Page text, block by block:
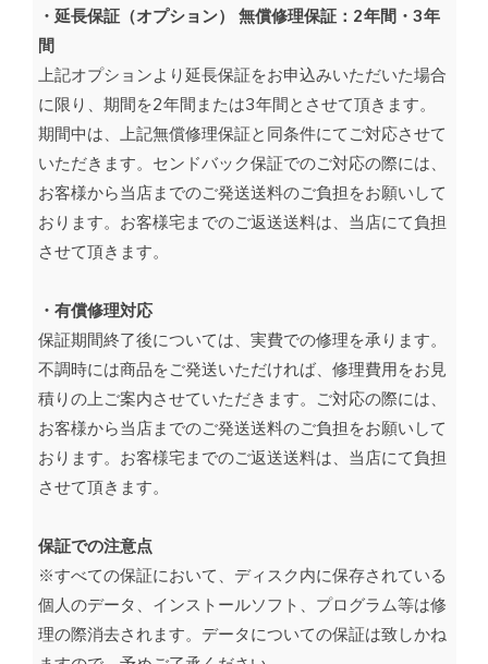
・延長保証（オプション） 無償修理保証：2年間・3年
間
上記オプションより延長保証をお申込みいただいた場合
に限り、期間を2年間または3年間とさせて頂きます。
期間中は、上記無償修理保証と同条件にてご対応させて
いただきます。センドバック保証でのご対応の際には、
お客様から当店までのご発送送料のご負担をお願いして
おります。お客様宅までのご返送送料は、当店にて負担
させて頂きます。
・有償修理対応
保証期間終了後については、実費での修理を承ります。
不調時には商品をご発送いただければ、修理費用をお見
積りの上ご案内させていただきます。ご対応の際には、
お客様から当店までのご発送送料のご負担をお願いして
おります。お客様宅までのご返送送料は、当店にて負担
させて頂きます。
保証での注意点
※すべての保証において、ディスク内に保存されている
個人のデータ、インストールソフト、プログラム等は修
理の際消去されます。データについての保証は致しかね